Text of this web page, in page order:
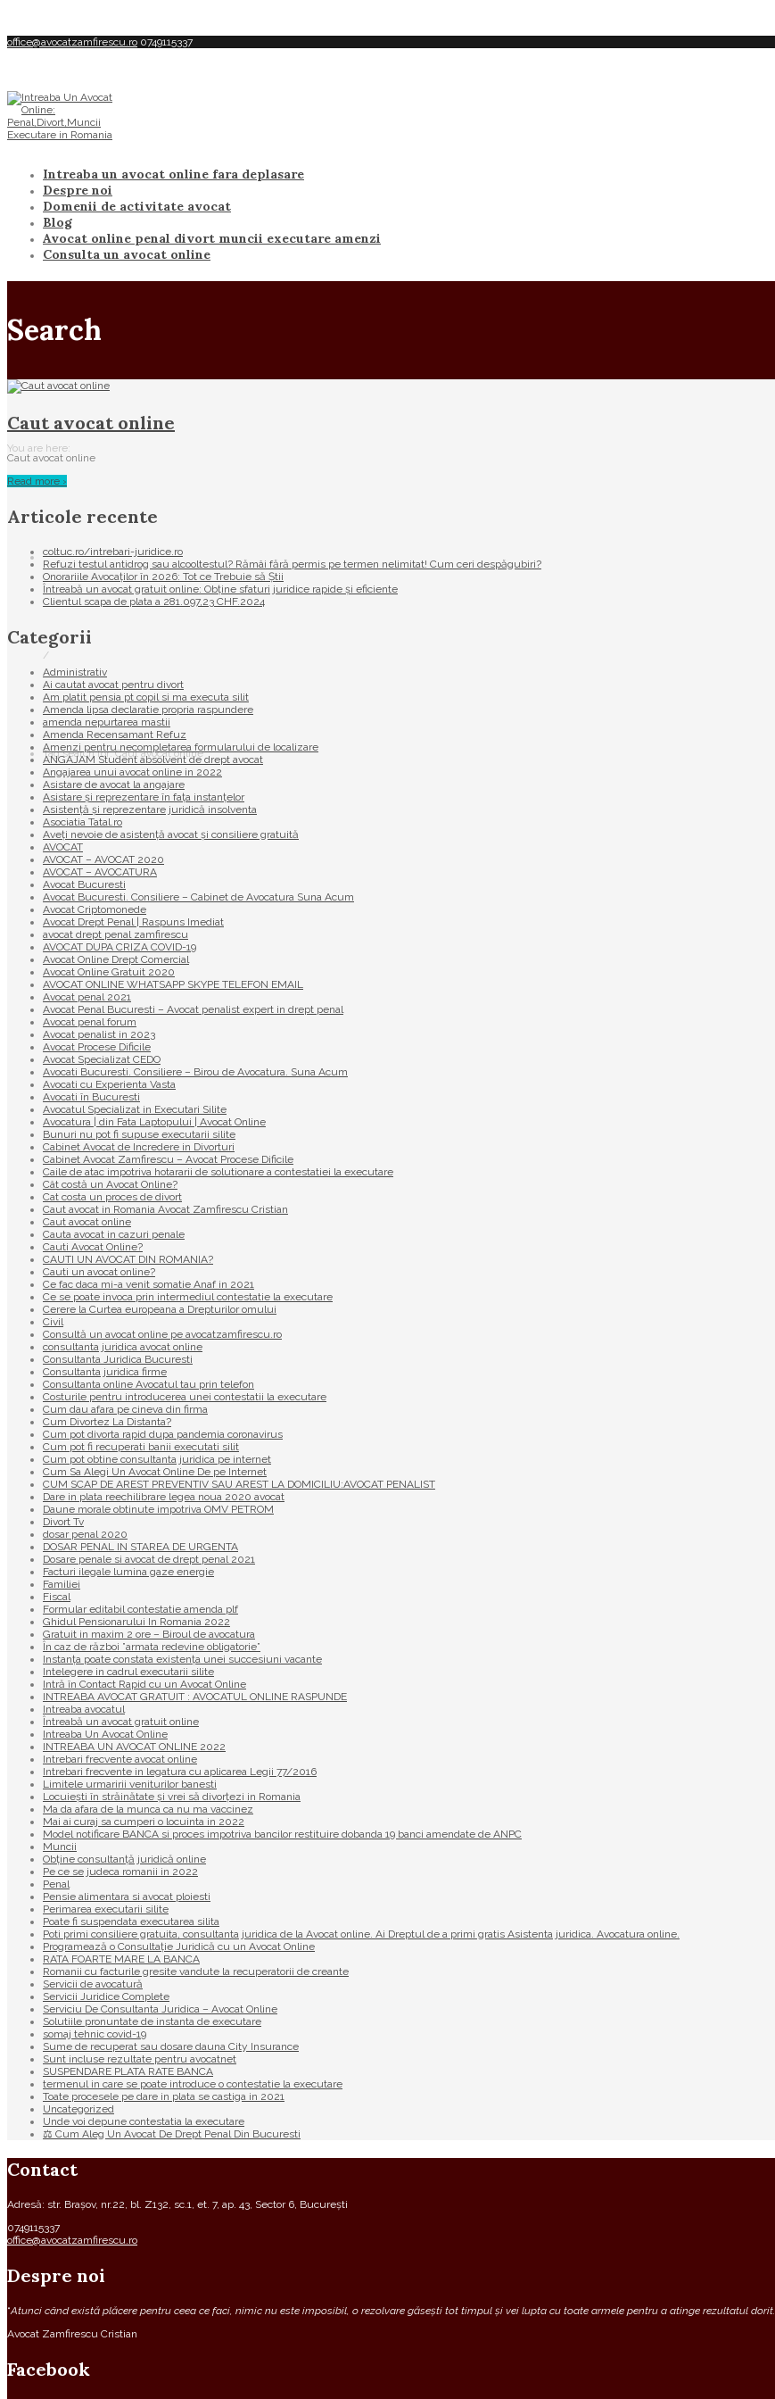
office@avocatzamfirescu.ro 0749115337
Intreaba un avocat online fara deplasare
Despre noi
Domenii de activitate avocat
Blog
Avocat online penal divort muncii executare amenzi
Consulta un avocat online
Search
You are here:
/
Tag search for: Caut avocat online
Caut avocat online
Caut avocat online
Read more ›
Articole recente
coltuc.ro/intrebari-juridice.ro
Refuzi testul antidrog sau alcooltestul? Rămâi fără permis pe termen nelimitat! Cum ceri despăgubiri?
Onorariile Avocaților în 2026: Tot ce Trebuie să Știi
Întreabă un avocat gratuit online: Obține sfaturi juridice rapide și eficiente
Clientul scapa de plata a 281.097,23 CHF.2024
Categorii
Administrativ
Ai cautat avocat pentru divort
Am platit pensia pt copil si ma executa silit
Amenda lipsa declaratie propria raspundere
amenda nepurtarea mastii
Amenda Recensamant Refuz
Amenzi pentru necompletarea formularului de localizare
ANGAJAM Student absolvent de drept avocat
Angajarea unui avocat online in 2022
Asistare de avocat la angajare
Asistare și reprezentare în fața instanțelor
Asistență și reprezentare juridică insolventa
Asociatia Tatal.ro
Aveţi nevoie de asistenţă avocat şi consiliere gratuită
AVOCAT
AVOCAT – AVOCAT 2020
AVOCAT – AVOCATURA
Avocat Bucuresti
Avocat Bucuresti. Consiliere – Cabinet de Avocatura Suna Acum
Avocat Criptomonede
Avocat Drept Penal | Raspuns Imediat
avocat drept penal zamfirescu
AVOCAT DUPA CRIZA COVID-19
Avocat Online Drept Comercial
Avocat Online Gratuit 2020
AVOCAT ONLINE WHATSAPP SKYPE TELEFON EMAIL
Avocat penal 2021
Avocat Penal Bucuresti – Avocat penalist expert in drept penal
Avocat penal forum
Avocat penalist in 2023
Avocat Procese Dificile
Avocat Specializat CEDO
Avocati Bucuresti. Consiliere – Birou de Avocatura. Suna Acum
Avocati cu Experienta Vasta
Avocati în Bucuresti
Avocatul Specializat in Executari Silite
Avocatura | din Fata Laptopului | Avocat Online
Bunuri nu pot fi supuse executarii silite
Cabinet Avocat de Incredere in Divorturi
Cabinet Avocat Zamfirescu – Avocat Procese Dificile
Caile de atac impotriva hotararii de solutionare a contestatiei la executare
Cât costă un Avocat Online?
Cat costa un proces de divort
Caut avocat in Romania Avocat Zamfirescu Cristian
Caut avocat online
Cauta avocat in cazuri penale
Cauti Avocat Online?
CAUTI UN AVOCAT DIN ROMANIA?
Cauti un avocat online?
Ce fac daca mi-a venit somatie Anaf in 2021
Ce se poate invoca prin intermediul contestatie la executare
Cerere la Curtea europeana a Drepturilor omului
Civil
Consultă un avocat online pe avocatzamfirescu.ro
consultanta juridica avocat online
Consultanta Juridica Bucuresti
Consultanta juridica firme
Consultanta online Avocatul tau prin telefon
Costurile pentru introducerea unei contestatii la executare
Cum dau afara pe cineva din firma
Cum Divortez La Distanta?
Cum pot divorta rapid dupa pandemia coronavirus
Cum pot fi recuperati banii executati silit
Cum pot obtine consultanta juridica pe internet
Cum Sa Alegi Un Avocat Online De pe Internet
CUM SCAP DE AREST PREVENTIV SAU AREST LA DOMICILIU:AVOCAT PENALIST
Dare in plata reechilibrare legea noua 2020 avocat
Daune morale obtinute impotriva OMV PETROM
Divort Tv
dosar penal 2020
DOSAR PENAL IN STAREA DE URGENTA
Dosare penale si avocat de drept penal 2021
Facturi ilegale lumina gaze energie
Familiei
Fiscal
Formular editabil contestatie amenda plf
Ghidul Pensionarului In Romania 2022
Gratuit in maxim 2 ore – Biroul de avocatura
În caz de război ”armata redevine obligatorie”
Instanța poate constata existenţa unei succesiuni vacante
Intelegere in cadrul executarii silite
Intră în Contact Rapid cu un Avocat Online
INTREABA AVOCAT GRATUIT : AVOCATUL ONLINE RASPUNDE
Intreaba avocatul
Întreabă un avocat gratuit online
Intreaba Un Avocat Online
INTREABA UN AVOCAT ONLINE 2022
Intrebari frecvente avocat online
Intrebari frecvente in legatura cu aplicarea Legii 77/2016
Limitele urmaririi veniturilor banesti
Locuiești în străinătate și vrei să divorțezi in Romania
Ma da afara de la munca ca nu ma vaccinez
Mai ai curaj sa cumperi o locuinta in 2022
Model notificare BANCA si proces impotriva bancilor restituire dobanda 19 banci amendate de ANPC
Muncii
Obține consultanță juridică online
Pe ce se judeca romanii in 2022
Penal
Pensie alimentara si avocat ploiesti
Perimarea executarii silite
Poate fi suspendata executarea silita
Poti primi consiliere gratuita, consultanta juridica de la Avocat online. Ai Dreptul de a primi gratis Asistenta juridica. Avocatura online.
Programează o Consultație Juridică cu un Avocat Online
RATA FOARTE MARE LA BANCA
Romanii cu facturile gresite vandute la recuperatorii de creante
Servicii de avocatură
Servicii Juridice Complete
Serviciu De Consultanta Juridica – Avocat Online
Solutiile pronuntate de instanta de executare
somaj tehnic covid-19
Sume de recuperat sau dosare dauna City Insurance
Sunt incluse rezultate pentru avocatnet
SUSPENDARE PLATA RATE BANCA
termenul in care se poate introduce o contestatie la executare
Toate procesele pe dare in plata se castiga in 2021
Uncategorized
Unde voi depune contestatia la executare
⚖ Cum Aleg Un Avocat De Drept Penal Din Bucuresti
Contact
Adresă: str. Brașov, nr.22, bl. Z132, sc.1, et. 7, ap. 43, Sector 6, București
0749115337
office@avocatzamfirescu.ro
Despre noi
“Atunci când există plăcere pentru ceea ce faci, nimic nu este imposibil, o rezolvare găsești tot timpul și vei lupta cu toate armele pentru a atinge rezultatul dorit.
Avocat Zamfirescu Cristian
Facebook